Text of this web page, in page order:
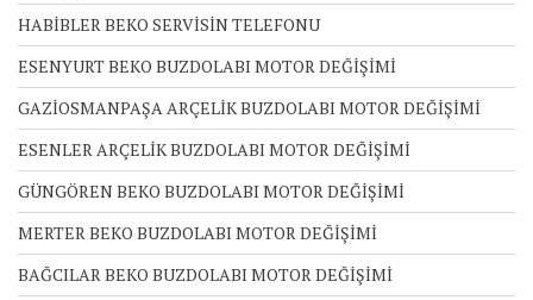
HABİBLER BEKO SERVİSİN TELEFONU
ESENYURT BEKO BUZDOLABI MOTOR DEĞİŞİMİ
GAZİOSMANPAŞA ARÇELİK BUZDOLABI MOTOR DEĞİŞİMİ
ESENLER ARÇELİK BUZDOLABI MOTOR DEĞİŞİMİ
GÜNGÖREN BEKO BUZDOLABI MOTOR DEĞİŞİMİ
MERTER BEKO BUZDOLABI MOTOR DEĞİŞİMİ
BAĞCILAR BEKO BUZDOLABI MOTOR DEĞİŞİMİ